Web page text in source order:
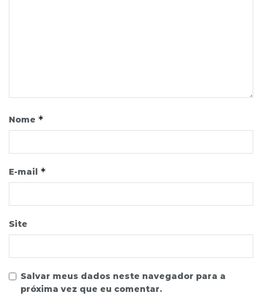
Nome *
E-mail *
Site
Salvar meus dados neste navegador para a
próxima vez que eu comentar.